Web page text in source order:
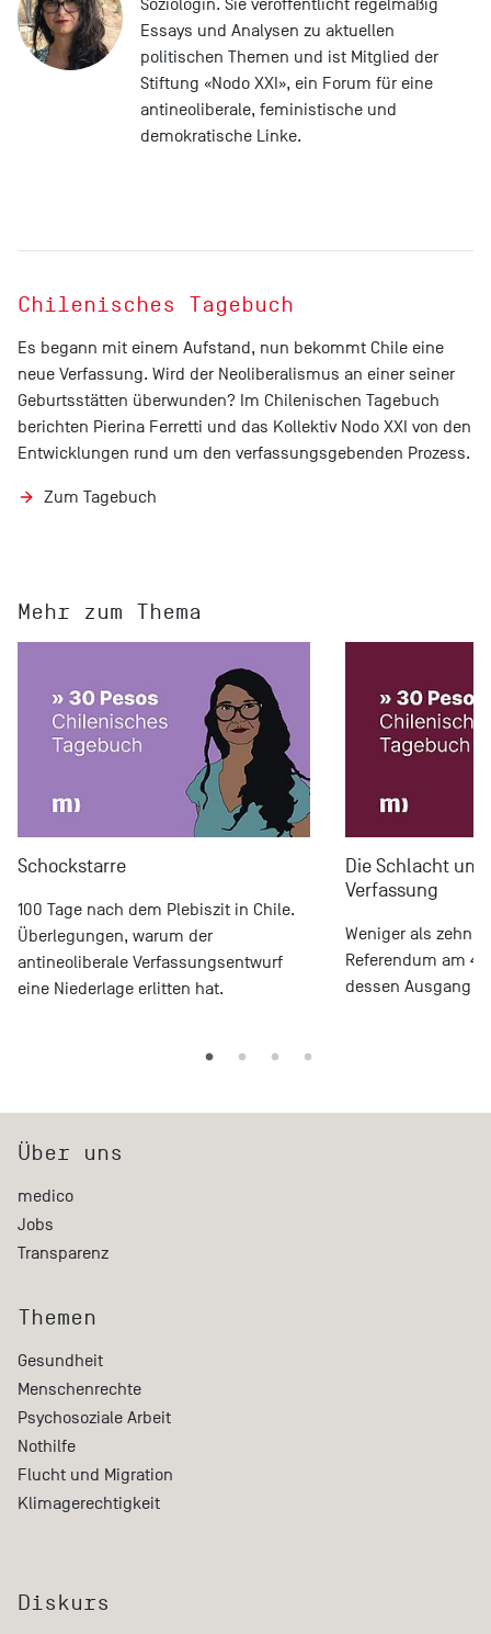
Soziologin. Sie veröffentlicht regelmäßig
Essays und Analysen zu aktuellen
politischen Themen und ist Mitglied der
Stiftung «Nodo XXI», ein Forum für eine
antineoliberale, feministische und
demokratische Linke.
Chilenisches Tagebuch
Es begann mit einem Aufstand, nun bekommt Chile eine
neue Verfassung. Wird der Neoliberalismus an einer seiner
Geburtsstätten überwunden? Im Chilenischen Tagebuch
berichten Pierina Ferretti und das Kollektiv Nodo XXI von den
Entwicklungen rund um den verfassungsgebenden Prozess.
Zum Tagebuch
Mehr zum Thema
Schockstarre
100 Tage nach dem Plebiszit in Chile.
Überlegungen, warum der
antineoliberale Verfassungsentwurf
eine Niederlage erlitten hat.
Die Schlacht um
Verfassung
Weniger als zehn
Referendum am 4.
dessen Ausgang
Über uns
medico
Jobs
Transparenz
Themen
Gesundheit
Menschenrechte
Psychosoziale Arbeit
Nothilfe
Flucht und Migration
Klimagerechtigkeit
Diskurs